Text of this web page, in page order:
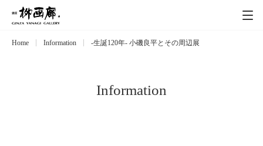
Exhibitions
Home Information -生誕120年- 小磯良平とその周辺展
Information